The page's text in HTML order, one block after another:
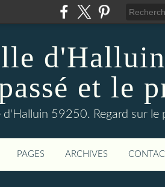
et le
59250. Regard sur le
PAGES ARCHIVES